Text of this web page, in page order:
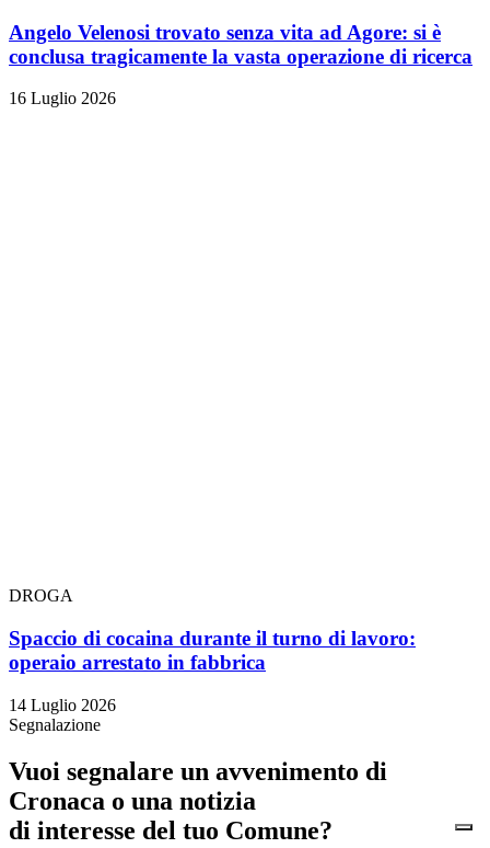
Angelo Velenosi trovato senza vita ad Agore: si è
conclusa tragicamente la vasta operazione di ricerca
16 Luglio 2026
DROGA
Spaccio di cocaina durante il turno di lavoro:
operaio arrestato in fabbrica
14 Luglio 2026
Segnalazione
Vuoi segnalare un avvenimento di
Cronaca o una notizia
di interesse del tuo Comune?